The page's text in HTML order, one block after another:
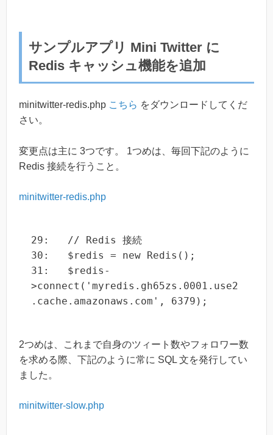
サンプルアプリ Mini Twitter に
Redis キャッシュ機能を追加
minitwitter-redis.php こちら をダウンロードしてくだ
さい。
変更点は主に 3つです。 1つめは、毎回下記のように
Redis 接続を行うこと。
minitwitter-redis.php
29:   // Redis 接続
30:   $redis = new Redis();
31:   $redis-
>connect('myredis.gh65zs.0001.use2
.cache.amazonaws.com', 6379);
2つめは、これまで自身のツィート数やフォロワー数
を求める際、下記のように常に SQL 文を発行してい
ました。
minitwitter-slow.php